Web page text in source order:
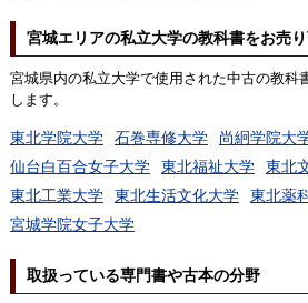
宮城エリアの私立大学の教科書をお売
宮城県内の私立大学で使用された中古の教科
します。
東北学院大学 石巻専修大学 尚絅学院大
仙台白百合女子大学
東北福祉大学
東北
東北工業大学
東北生活文化大学
東北薬
宮城学院女子大学
取扱っている専門書や古本の分野